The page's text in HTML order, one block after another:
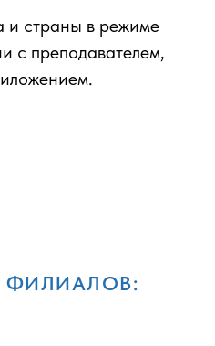
и страны в режиме
с преподавателем,
ФИЛИАЛОВ: